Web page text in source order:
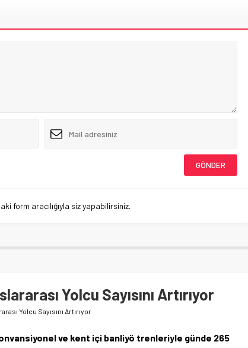
form aracılığıyla siz yapabilirsiniz.
Yolcu Sayısını Artırıyor
Yolcu Sayısını Artırıyor
konvansiyonel ve kent içi banliyö trenleriyle günde 265